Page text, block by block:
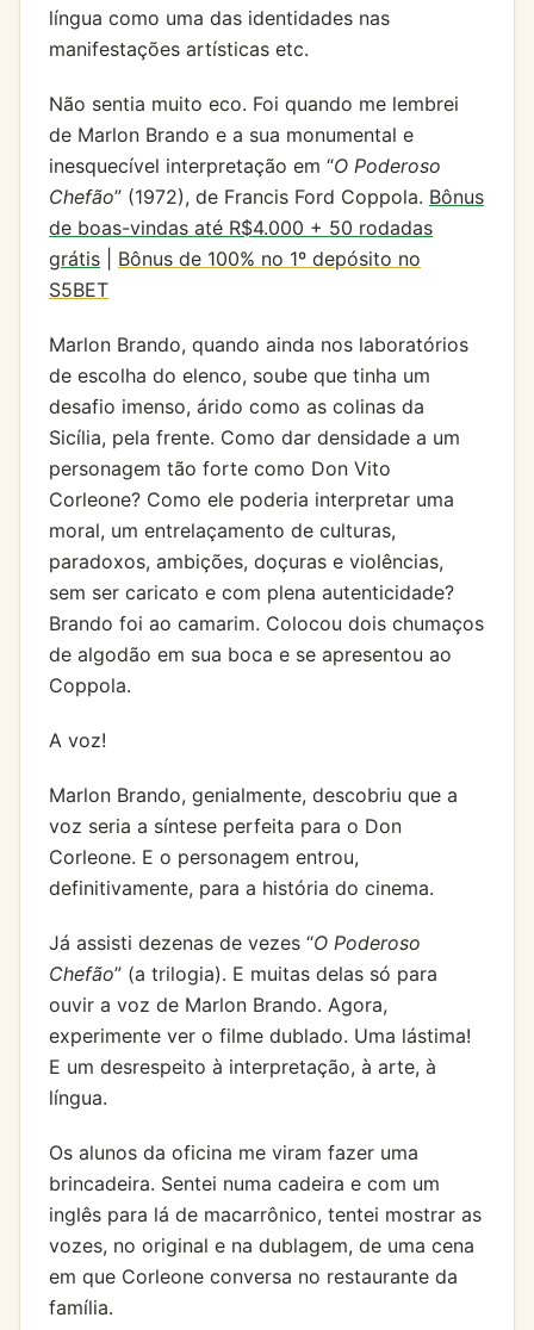
língua como uma das identidades nas
manifestações artísticas etc.
Não sentia muito eco. Foi quando me lembrei
de Marlon Brando e a sua monumental e
inesquecível interpretação em “O Poderoso
Chefão” (1972), de Francis Ford Coppola. Bônus
de boas-vindas até R$4.000 + 50 rodadas
grátis
Bônus de 100% no 1º depósito no
S5BET
Marlon Brando, quando ainda nos laboratórios
de escolha do elenco, soube que tinha um
desafio imenso, árido como as colinas da
Sicília, pela frente. Como dar densidade a um
personagem tão forte como Don Vito
Corleone? Como ele poderia interpretar uma
moral, um entrelaçamento de culturas,
paradoxos, ambições, doçuras e violências,
sem ser caricato e com plena autenticidade?
Brando foi ao camarim. Colocou dois chumaços
de algodão em sua boca e se apresentou ao
Coppola.
A voz!
Marlon Brando, genialmente, descobriu que a
voz seria a síntese perfeita para o Don
Corleone. E o personagem entrou,
definitivamente, para a história do cinema.
Já assisti dezenas de vezes “O Poderoso
Chefão” (a trilogia). E muitas delas só para
ouvir a voz de Marlon Brando. Agora,
experimente ver o filme dublado. Uma lástima!
E um desrespeito à interpretação, à arte, à
língua.
Os alunos da oficina me viram fazer uma
brincadeira. Sentei numa cadeira e com um
inglês para lá de macarrônico, tentei mostrar as
vozes, no original e na dublagem, de uma cena
em que Corleone conversa no restaurante da
família.